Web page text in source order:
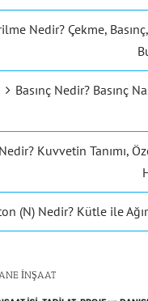
Nedir? Çekme,
Basınç Nedir? Basınç
Kuvvetin Tanımı,
(N) Nedir? Kütle ile
İNŞAAT